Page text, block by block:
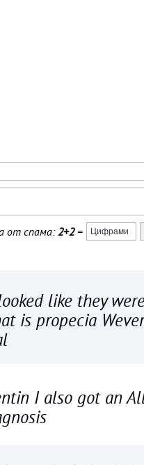
от спама:2+2=
like they
is propecia
I also got an